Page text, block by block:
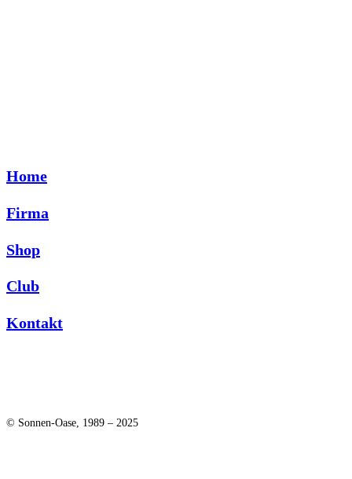
Home
Firma
Shop
Club
Kontakt
© Sonnen-Oase, 1989 – 2025